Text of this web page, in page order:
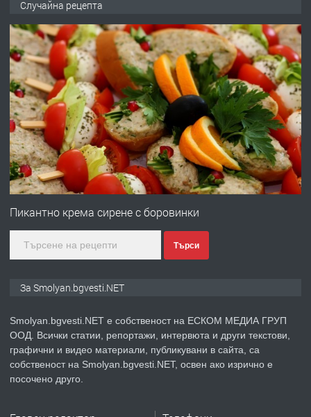
преди 2 години
ПРЕДЛАГА
УДЪЛЖАВАНЕ НА ЧОВЕШКИЯТ
ЖИВОТ И ПОДОБРЯВАНЕ НА
НЕГОВОТО КАЧЕСТВО
преди 2 години
ПРЕДЛАГА Имот в Северна Гърция, до Кавала
преди 2 години
ПРЕДЛАГА КЪЩА В МАРОНЯ
Случайна рецепта
Пикантно крема сирене с боровинки
Търси
За Smolyan.bgvesti.NET
Smolyan.bgvesti.NET е собственост на ЕСКОМ МЕДИА ГРУП
ООД. Всички статии, репортажи, интервюта и други текстови,
графични и видео материали, публикувани в сайта, са
собственост на Smolyan.bgvesti.NET, освен ако изрично е
посочено друго.